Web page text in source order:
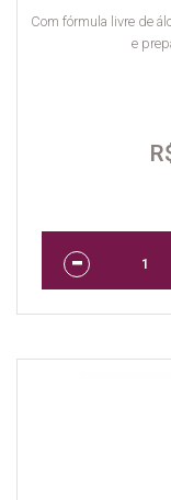
Com fórmula livre de
e